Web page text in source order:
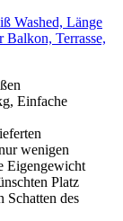
Washed, Länge
Balkon, Terrasse,
Einfache
wenigen
Eigengewicht
Platz
Schatten des